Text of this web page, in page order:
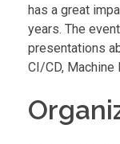
has a great
years. The
presentations
CI/CD, Machine